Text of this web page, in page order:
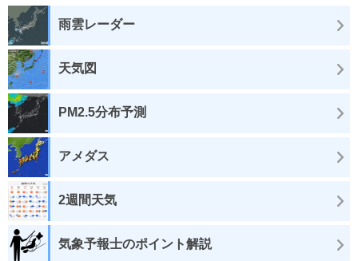
雨雲レーダー
天気図
PM2.5分布予測
アメダス
2週間天気
気象予報士のポイント解説